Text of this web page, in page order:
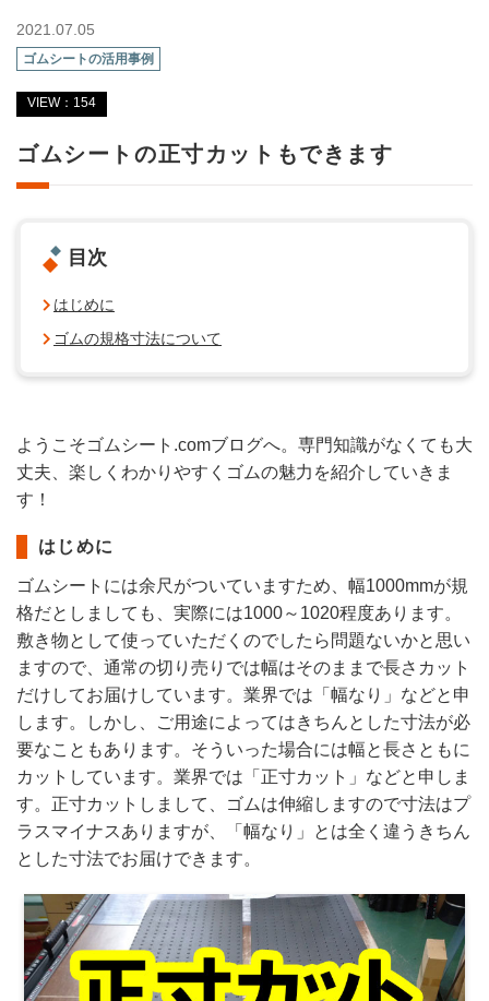
2021.07.05
ゴムシートの活用事例
VIEW：154
ゴムシートの正寸カットもできます
目次
はじめに
ゴムの規格寸法について
ようこそゴムシート.comブログへ。専門知識がなくても大
丈夫、楽しくわかりやすくゴムの魅力を紹介していきま
す！
はじめに
ゴムシートには余尺がついていますため、幅1000mmが規
格だとしましても、実際には1000～1020程度あります。
敷き物として使っていただくのでしたら問題ないかと思い
ますので、通常の切り売りでは幅はそのままで長さカット
だけしてお届けしています。業界では「幅なり」などと申
します。しかし、ご用途によってはきちんとした寸法が必
要なこともあります。そういった場合には幅と長さともに
カットしています。業界では「正寸カット」などと申しま
す。正寸カットしまして、ゴムは伸縮しますので寸法はプ
ラスマイナスありますが、「幅なり」とは全く違うきちん
とした寸法でお届けできます。